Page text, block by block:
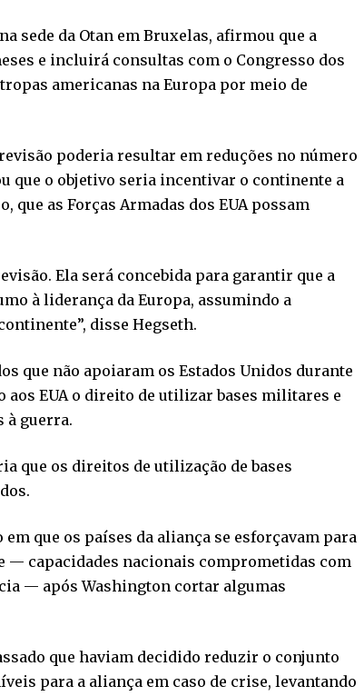
sede da Otan em Bruxelas, afirmou que a
e incluirá consultas com o Congresso dos
americanas na Europa por meio de
poderia resultar em reduções no número
que o objetivo seria incentivar o continente a
as Forças Armadas dos EUA possam
Ela será concebida para garantir que a
à liderança da Europa, assumindo a
disse Hegseth.
que não apoiaram os Estados Unidos durante
aos EUA o direito de utilizar bases militares e
à guerra.
que os direitos de utilização de bases
que os países da aliança se esforçavam para
— capacidades nacionais comprometidas com
— após Washington cortar algumas
que haviam decidido reduzir o conjunto
para a aliança em caso de crise, levantando